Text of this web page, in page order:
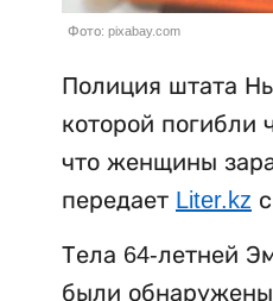
Фото: pixabay.com
Полиция штата
которой погибли
что женщины
передает Liter.kz
Тела 64-летней
были обнаружены